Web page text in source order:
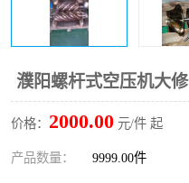
濮阳螺杆式空压机大修
价格： 2000.00 元/件 起
产品数量： 9999.00件
空气过滤器
CAMERON空压机维修